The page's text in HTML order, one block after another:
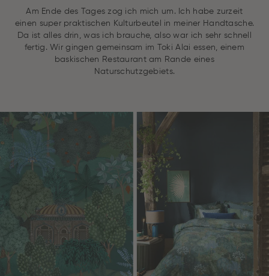
Am Ende des Tages zog ich mich um. Ich habe zurzeit
einen super praktischen Kulturbeutel in meiner Handtasche.
Da ist alles drin, was ich brauche, also war ich sehr schnell
fertig. Wir gingen gemeinsam im Toki Alai essen, einem
baskischen Restaurant am Rande eines
Naturschutzgebiets.